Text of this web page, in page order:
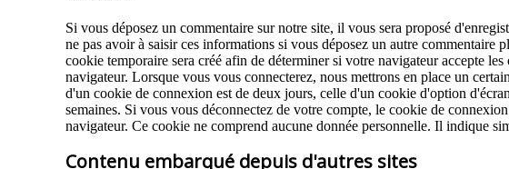
Si vous déposez un commentaire sur notre site, il vous sera proposé
ne pas avoir à saisir ces informations si vous déposez un autre
cookie temporaire sera créé afin de déterminer si votre navigateur accepte
navigateur. Lorsque vous vous connecterez, nous mettrons en place un
d'un cookie de connexion est de deux jours, celle d'un cookie d'option
semaines. Si vous vous déconnectez de votre compte, le cookie de
navigateur. Ce cookie ne comprend aucune donnée personnelle. Il indique
Contenu embarqué depuis d'autres sites